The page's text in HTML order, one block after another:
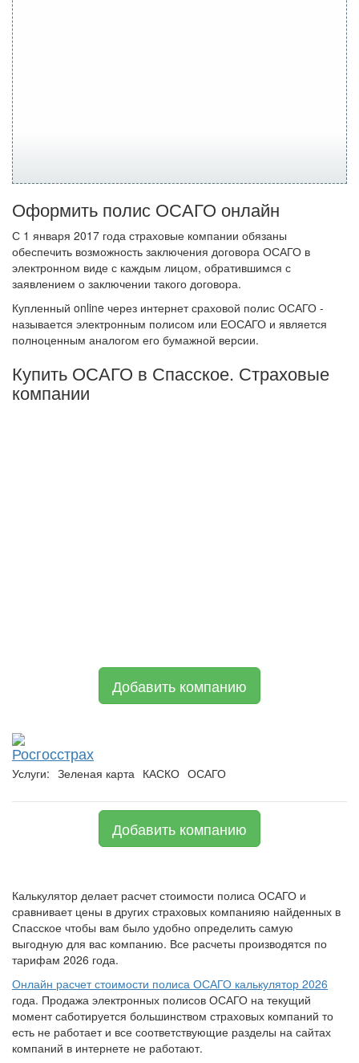
Оформить полис ОСАГО онлайн
С 1 января 2017 года страховые компании обязаны
обеспечить возможность заключения договора ОСАГО в
электронном виде с каждым лицом, обратившимся с
заявлением о заключении такого договора.
Купленный online через интернет сраховой полис ОСАГО -
называется электронным полисом или ЕОСАГО и является
полноценным аналогом его бумажной версии.
Купить ОСАГО в Спасское. Страховые
компании
Добавить компанию
Росгосстрах
Услуги: Зеленая карта КАСКО ОСАГО
Добавить компанию
Калькулятор делает расчет стоимости полиса ОСАГО и
сравнивает цены в других страховых компанияю найденных в
Спасское чтобы вам было удобно определить самую
выгодную для вас компанию. Все расчеты производятся по
тарифам 2026 года.
Онлайн расчет стоимости полиса ОСАГО калькулятор 2026
года. Продажа электронных полисов ОСАГО на текущий
момент саботируется большинством страховых компаний то
есть не работает и все соответствующие разделы на сайтах
компаний в интернете не работают.